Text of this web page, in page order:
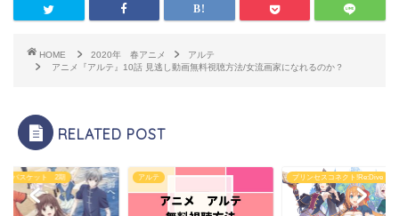
HOME 2020年 春アニメ
アルテ
アニメ『アルテ』10話 見逃し動画無料視聴方法/女流画家になれるのか？
RELATED POST
ツバスケット 2期 アルテ プリンセスコネクト!Re:Dive